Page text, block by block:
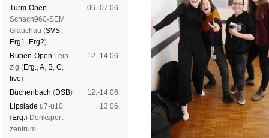
Turm-Open
Schach960-SEM
Glau­chau (SVS,
Erg1, Erg2)
06.-07.06.
Rüben-Open Leip­
zig (Erg.,A, B, C,
live)
12.-14.06.
Büchen­bach (DSB)
12.-14.06.
Lipsiade u7-u10
(Erg.) Denk­sport­
zen­trum
13.06.